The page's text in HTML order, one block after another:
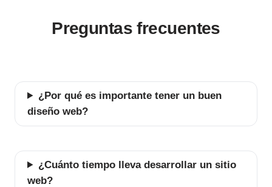
Preguntas frecuentes
¿Por qué es importante tener un buen
diseño web?
¿Cuánto tiempo lleva desarrollar un sitio
web?